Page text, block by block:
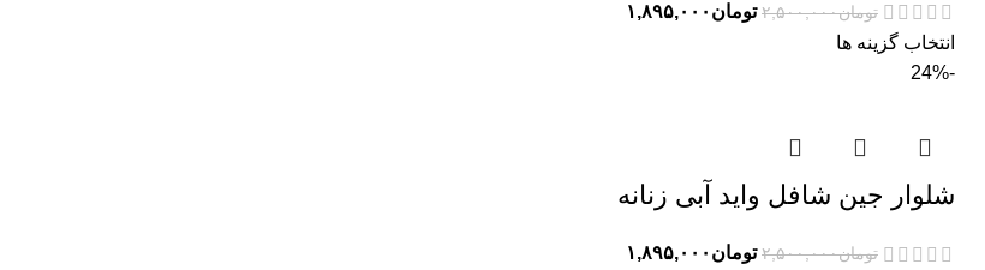
تومان۲,۵۰۰,۰۰۰ تومان ۱,۸۹۵,۰۰۰
انتخاب گزینه ها
-24%
شلوار جین شافل واید آبی زنانه
تومان۲,۵۰۰,۰۰۰ تومان ۱,۸۹۵,۰۰۰